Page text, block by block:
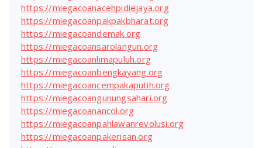
https://miegacoanacehpidiejaya.org
https://miegacoanpakpakbharat.org
https://miegacoandemak.org
https://miegacoansarolangun.org
https://miegacoanlimapuluh.org
https://miegacoanbengkayang.org
https://miegacoancempakaputih.org
https://miegacoangunungsahari.org
https://miegacoanancol.org
https://miegacoanpahlawanrevolusi.org
https://miegacoanpakerisan.org